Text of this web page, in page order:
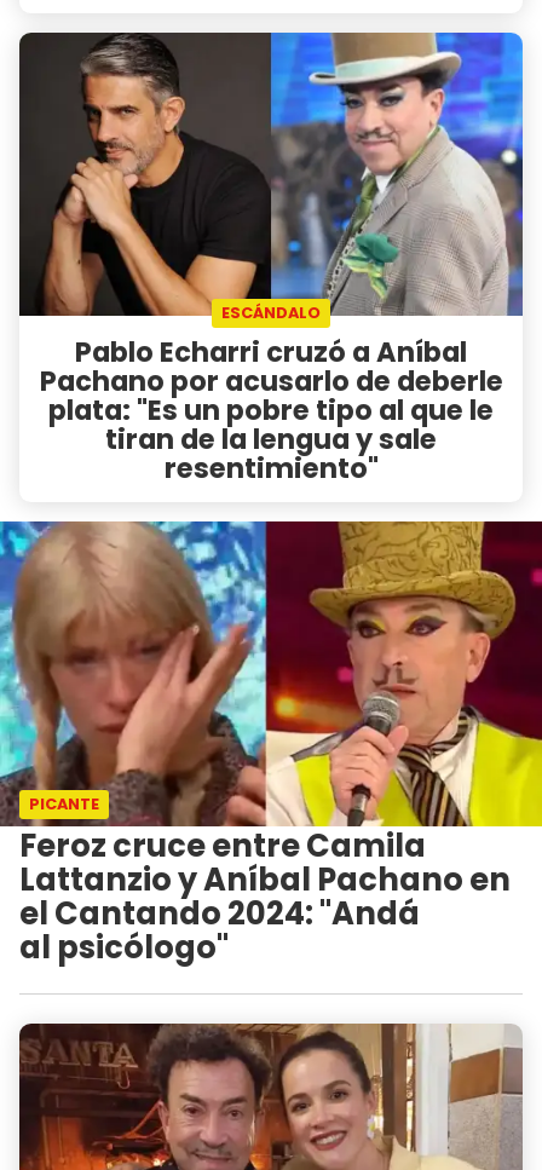
ESCÁNDALO
Pablo Echarri cruzó a Aníbal
Pachano por acusarlo de deberle
plata: "Es un pobre tipo al que le
tiran de la lengua y sale
resentimiento"
PICANTE
Feroz cruce entre Camila
Lattanzio y Aníbal Pachano en
el Cantando 2024: "Andá
al psicólogo"